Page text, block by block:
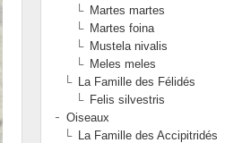
Martes martes
Martes foina
Mustela nivalis
Meles meles
La Famille des Félidés
Felis silvestris
Oiseaux
La Famille des Accipitridés